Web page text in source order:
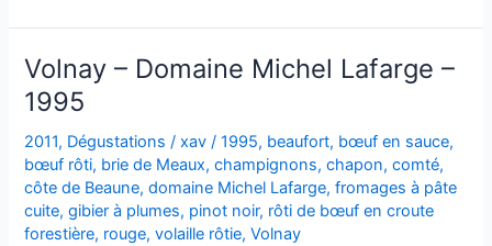
Vendanges
Sélectionnées
–
Domaine
Michel
Lafarge
–
1997
Volnay – Domaine Michel Lafarge –
1995
2011, Dégustations /xav/1995, beaufort, bœuf en sauce,
bœuf rôti, brie de Meaux,champignons,chapon,comté,
côte de Beaune,domaine Michel Lafarge,fromages à pâte
cuite,gibier à plumes, pinot noir, rôti de bœuf en croute
forestière, rouge,volaille rôtie,Volnay